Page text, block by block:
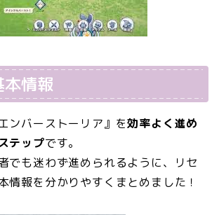
本情報
ンバーストーリア』を効率よく進め
テップです。
でも迷わず進められるように、リセ
情報を分かりやすくまとめました！